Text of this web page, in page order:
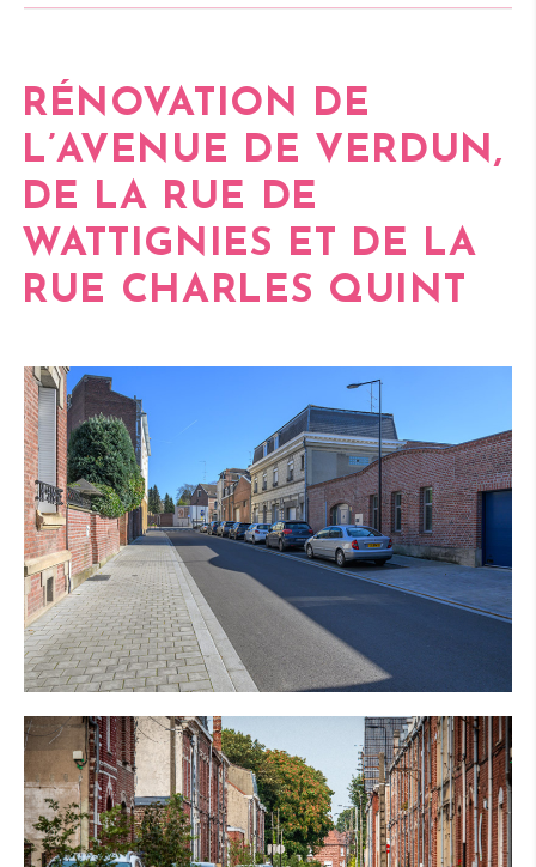
RÉNOVATION DE
L’AVENUE DE VERDUN,
DE LA RUE DE
WATTIGNIES ET DE LA
RUE CHARLES QUINT